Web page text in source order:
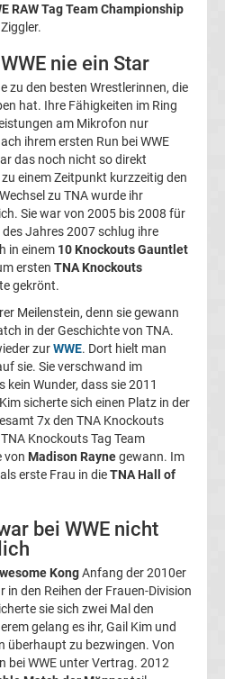
RAW Tag Team Championship
nie ein Star
zu den besten Wrestlerinnen, die
hat. Ihre Fähigkeiten im Ring
am Mikrofon nur
ihrem ersten Run bei WWE
das noch nicht so direkt
einem Zeitpunkt kurzzeitig den
zu TNA wurde ihr
Sie war von 2005 bis 2008 für
Jahres 2007 schlug ihre
in einem 10 Knockouts Gauntlet
ersten TNA Knockouts
gekrönt.
Meilenstein, denn sie gewann
in der Geschichte von TNA.
zurWWE. Dort hielt man
sie. Sie verschwand im
Wunder, dass sie 2011
sicherte sich einen Platz in der
7x den TNA Knockouts
Knockouts Tag Team
von Madison Raynegewann. Im
erste Frau in dieTNA Hall of
bei WWE nicht
KongAnfang der 2010er
den Reihen der Frauen-Division
sie sich zwei Mal den
gelang es ihr, Gail Kim und
überhaupt zu bezwingen. Von
bei WWE unter Vertrag. 2012